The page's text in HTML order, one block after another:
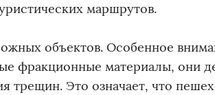
маршрутов.
объектов. Особенное
фракционные материалы, они
трещин. Это означает, что